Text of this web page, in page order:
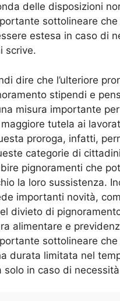
delle disposizioni
sottolineare che
estesa in caso di
scrive.
dire che l’ulteriore
stipendi e
misura importante per
tutela ai
proroga, infatti,
categorie di
pignoramenti che
la loro sussistenza.
importanti novità,
divieto di
alimentare e
sottolineare che
durata limitata nel
solo in caso di